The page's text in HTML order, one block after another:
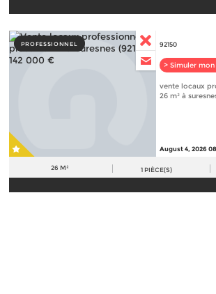
PROFESSIONNEL 92150
> Simuler
vente locaux
26 m² à
August 4, 2026
26 M² 1 PIÈCE(S)